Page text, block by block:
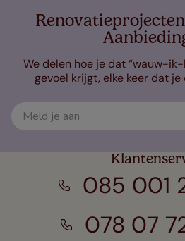
We delen hoe je dat “wauw-
gevoel krijgt, elke keer dat
085 001
078 07